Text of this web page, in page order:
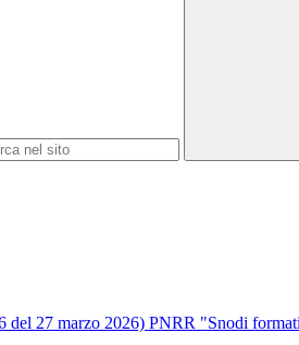
27 marzo 2026) PNRR "Snodi